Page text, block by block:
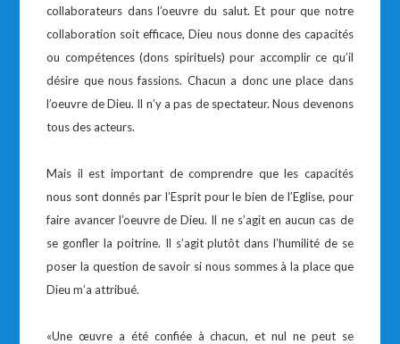
collaborateurs dans l’oeuvre du salut. Et pour que notre
collaboration soit efficace, Dieu nous donne des capacités
ou compétences (dons spirituels) pour accomplir ce qu’il
désire que nous fassions. Chacun a donc une place dans
l’oeuvre de Dieu. Il n’y a pas de spectateur. Nous devenons
tous des acteurs.
Mais il est important de comprendre que les capacités
nous sont donnés par l’Esprit pour le bien de l’Eglise, pour
faire avancer l’oeuvre de Dieu. Il ne s’agit en aucun cas de
se gonfler la poitrine. Il s’agit plutôt dans l’humilité de se
poser la question de savoir si nous sommes à la place que
Dieu m’a attribué.
«Une œuvre a été confiée à chacun, et nul ne peut se